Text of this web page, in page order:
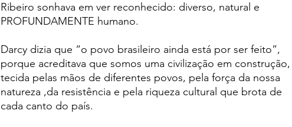
Ribeiro sonhava em ver reconhecido: diverso, natural e
PROFUNDAMENTE humano.
Darcy dizia que “o povo brasileiro ainda está por ser feito”,
porque acreditava que somos uma civilização em construção,
tecida pelas mãos de diferentes povos, pela força da nossa
natureza ,da resistência e pela riqueza cultural que brota de
cada canto do país.